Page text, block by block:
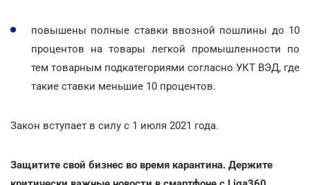
повышены полные ставки ввозной пошлины до 10
процентов на товары легкой промышленности по
тем товарным подкатегориями согласно УКТ ВЭД, где
такие ставки меньшие 10 процентов.
Закон вступает в силу с 1 июля 2021 года.
Защитите свой бизнес во время карантина. Держите